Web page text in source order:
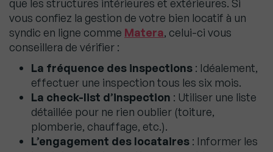
que les structures intérieures et extérieures. Si
vous confiez la gestion de votre bien locatif à un
syndic en ligne comme Matera, celui-ci vous
conseillera de vérifier :
La fréquence des inspections : Idéalement,
effectuer une inspection tous les six mois.
La check-list d’inspection : Utiliser une liste
détaillée pour ne rien oublier (toiture,
plomberie, chauffage, etc.).
L’engagement des locataires : Informer les